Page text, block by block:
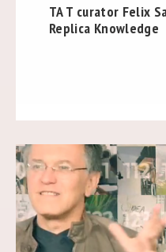
TA T curator Felix
Replica Knowledge